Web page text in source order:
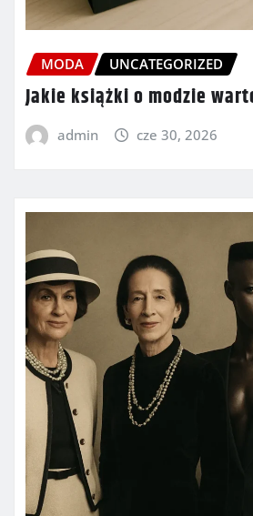
MODA UNCATEGORIZED
Jakie książki o modzie
admin cze 30, 2026